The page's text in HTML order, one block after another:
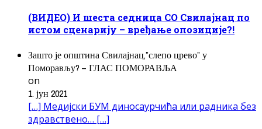
(ВИДЕО) И шеста седница СО Свилајнац по
истом сценарију – вређање опозиције?!
Зашто је општина Свилајнац,”слепо црево” у
Поморављу? – ГЛАС ПОМОРАВЉА
on
1. јун 2021
[…] Медијски БУМ диносаурчића или радника без
здравствено… […]